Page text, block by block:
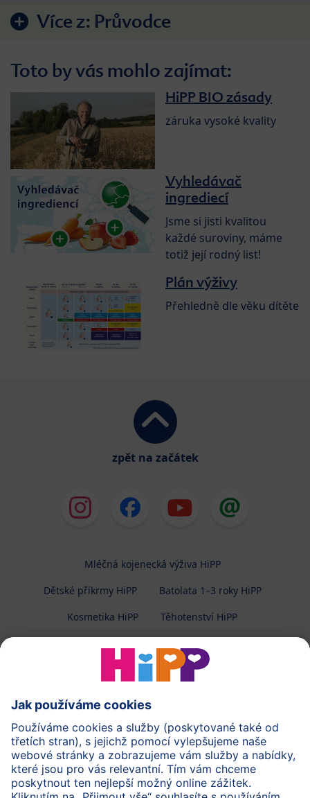
Více z: Průvodce
Toto by vás mohlo zajímat:
HiPP BIO zásady
záruka vysoké kvality
Vyhledávač
ingrediecí
Jsme si jisti kvalitou
každé suroviny, máme
totiž její rodný list!
Plán výživy
Přehledně dle věku dítěte
zpět na začátek
Mléčná kojenecká výživa HiPP
Dětské příkrmy HiPP
Batolata 1–3 roky HiPP
Kosmetika HiPP
Těhotenství HiPP
Ochrana osobních údajů
Zpracování osobních údajů (BabyClub)
Zpracování osobních údajů (Fotosoutěž)
Cookies a pravidla užívání webové stránky
Pravidla soutěže (Fotosoutěž)